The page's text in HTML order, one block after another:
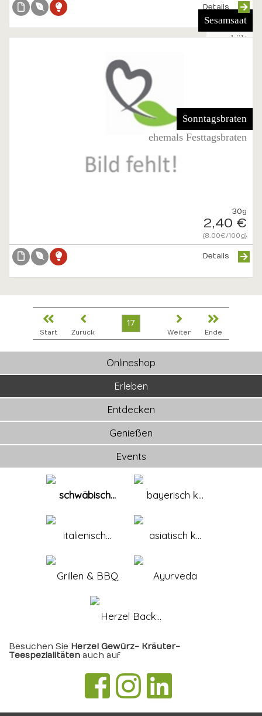
Sesamsaat
geschält
Details
Sonntagsbraten
ehemals Festtagsbraten
30g
2,40 €
{8.00€/100g}
Details
Start Zurück
17
Weiter Ende
Onlineshop
Erleben
Entdecken
Genießen
Events
schwäbisch... bayerisch k...
italienisch... asiatisch k...
Grillen & BBQ Ayurveda
Herzel Back...
Besuchen Sie Herzel Gewürz- Kräuter-
Teespezialitäten auch auf